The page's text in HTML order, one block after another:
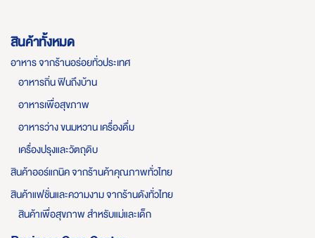
สินค้าทั้งหมด
อาหาร จากร้านอร่อยทั่วประเทศ
อาหารถิ่น ฟินถึงบ้าน
อาหารเพื่อสุขภาพ
อาหารว่าง ขนมหวาน เครื่องดื่ม
เครื่องปรุงและวัตถุดิบ
สินค้าออร์แกนิค จากร้านค้าคุณภาพทั่วไทย
สินค้าแฟชั่นและความงาม จากร้านดังทั่วไทย
สินค้าเพื่อสุขภาพ สำหรับแม่และเด็ก